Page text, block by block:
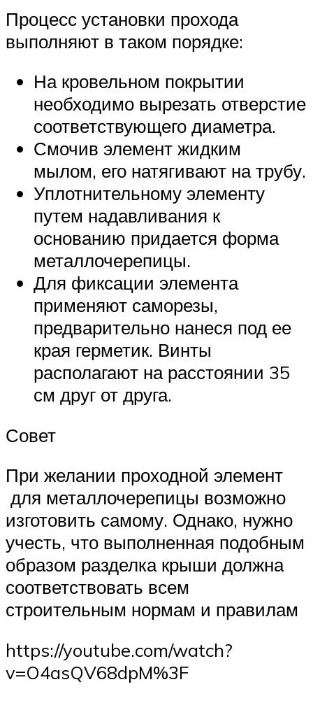
Процесс установки прохода
выполняют в таком порядке:
На кровельном покрытии
необходимо вырезать отверстие
соответствующего диаметра.
Смочив элемент жидким
мылом, его натягивают на трубу.
Уплотнительному элементу
путем надавливания к
основанию придается форма
металлочерепицы.
Для фиксации элемента
применяют саморезы,
предварительно нанеся под ее
края герметик. Винты
располагают на расстоянии 35
см друг от друга.
Совет
При желании проходной элемент
для металлочерепицы возможно
изготовить самому. Однако, нужно
учесть, что выполненная подобным
образом разделка крыши должна
соответствовать всем
строительным нормам и правилам
https://youtube.com/watch?
v=O4asQV68dpM%3F